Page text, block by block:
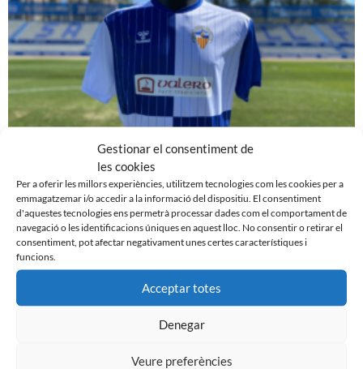
Gestionar el consentiment de
les cookies
Per a oferir les millors experiències, utilitzem tecnologies com les cookies per a
emmagatzemar i/o accedir a la informació del dispositiu. El consentiment
d'aquestes tecnologies ens permetrà processar dades com el comportament de
navegació o les identificacions úniques en aquest lloc. No consentir o retirar el
consentiment, pot afectar negativament unes certes característiques i
funcions.
Acceptar totes
Denegar
Veure preferències
ELS EQUIPS FEMENINS DEL CE SABADELL FC
PASSARAN A ANOMENAR-SE OFICIALMENT
VALERO CE SABADELL
3 d'octubre de 2023
Leer más »